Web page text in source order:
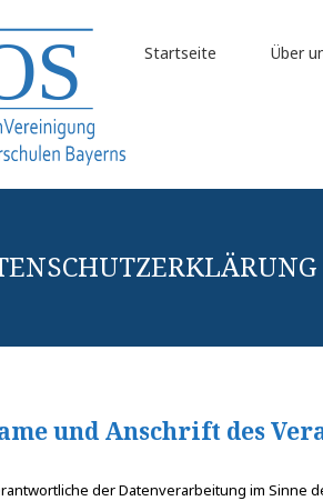
Startseite Über
und Anschrift des
der Datenverarbeitung im Sinne